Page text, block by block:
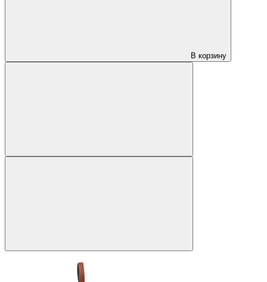
В корзину